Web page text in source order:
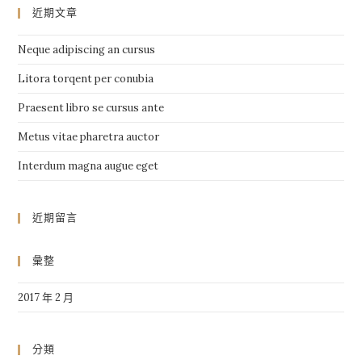
近期文章
Neque adipiscing an cursus
Litora torqent per conubia
Praesent libro se cursus ante
Metus vitae pharetra auctor
Interdum magna augue eget
近期留言
彙整
2017 年 2 月
分類